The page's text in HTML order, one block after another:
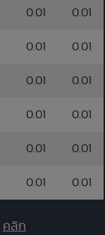
0.01 0.01
0.01 0.01
0.01 0.01
0.01 0.01
0.01 0.01
0.01 0.01
คลิก